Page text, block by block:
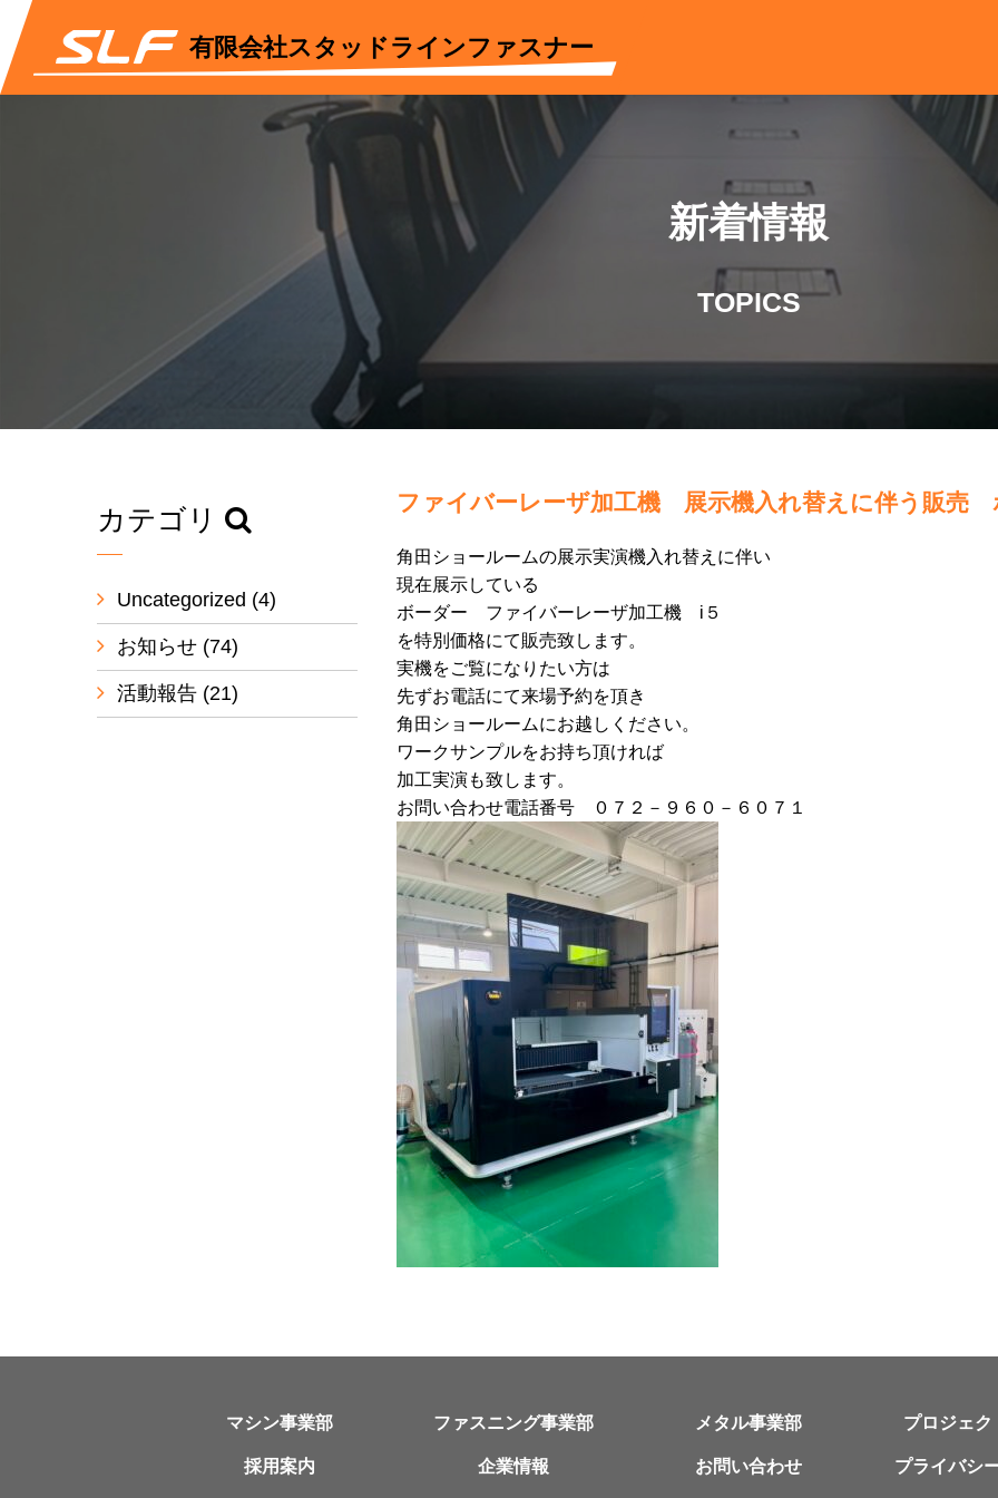
有限会社スタッドラインファスナー
新着情報
TOPICS
カテゴリ
Uncategorized (4)
お知らせ (74)
活動報告 (21)
ファイバーレーザ加工機 展示機入れ替えに伴う販
角田ショールームの展示実演機入れ替えに伴い
現在展示している
ボーダー ファイバーレーザ加工機 i５
を特別価格にて販売致します。
実機をご覧になりたい方は
先ずお電話にて来場予約を頂き
角田ショールームにお越しください。
ワークサンプルをお持ち頂ければ
加工実演も致します。
お問い合わせ電話番号 ０７２－９６０－６０７１
マシン事業部 ファスニング事業部 メタル事業部 プロジェク
採用案内 企業情報 お問い合わせ プライバシ